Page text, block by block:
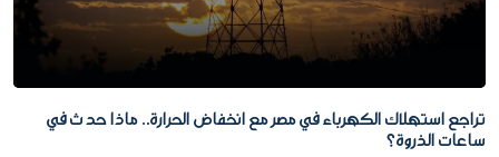
تراجع استهلاك الكهرباء في مصر مع انخفاض الحرارة.. ماذا حدث في
ساعات الذروة؟